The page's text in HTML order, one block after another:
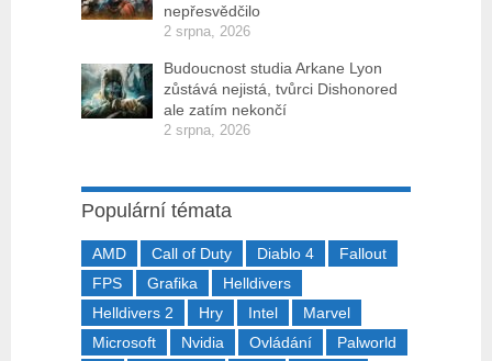
nepřesvědčilo
2 srpna, 2026
Budoucnost studia Arkane Lyon
zůstává nejistá, tvůrci Dishonored
ale zatím nekončí
2 srpna, 2026
Populární témata
AMD Call of Duty Diablo 4
Fallout
FPS
Grafika
Helldivers
Helldivers 2
Hry Intel
Marvel
Microsoft
Nvidia Ovládání
Palworld